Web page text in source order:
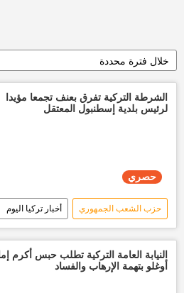
خلال فترة محددة
الشرطة التركية تفرق بعنف تجمعا مؤيدا
لرئيس بلدية إسطنبول المعتقل
حصري
حزب الشعب الجمهوري أخبار تركيا اليوم
العالم
النيابة العامة التركية تطلب حبس أكرم
أوغلو بتهمة الإرهاب والفساد